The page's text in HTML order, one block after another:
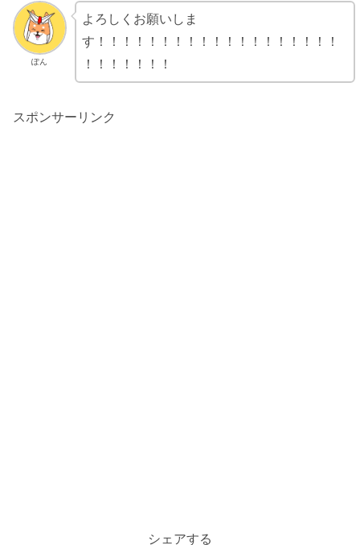
ぽん
よろしくお願いしま
す！！！！！！！！！！！！！！！！！！！
！！！！！！！
スポンサーリンク
シェアする